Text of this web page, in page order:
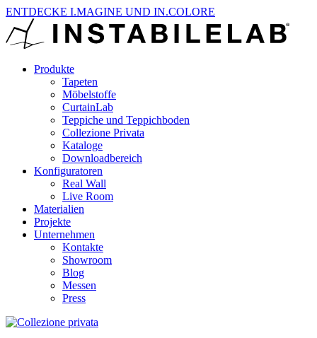
ENTDECKE I.MAGINE UND IN.COLORE
Produkte
Tapeten
Möbelstoffe
CurtainLab
Teppiche und Teppichboden
Collezione Privata
Kataloge
Downloadbereich
Konfiguratoren
Real Wall
Live Room
Materialien
Projekte
Unternehmen
Kontakte
Showroom
Blog
Messen
Press